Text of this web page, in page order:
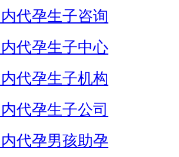
内代孕生子咨询
内代孕生子中心
内代孕生子机构
代孕生子公司
内代孕男孩助孕